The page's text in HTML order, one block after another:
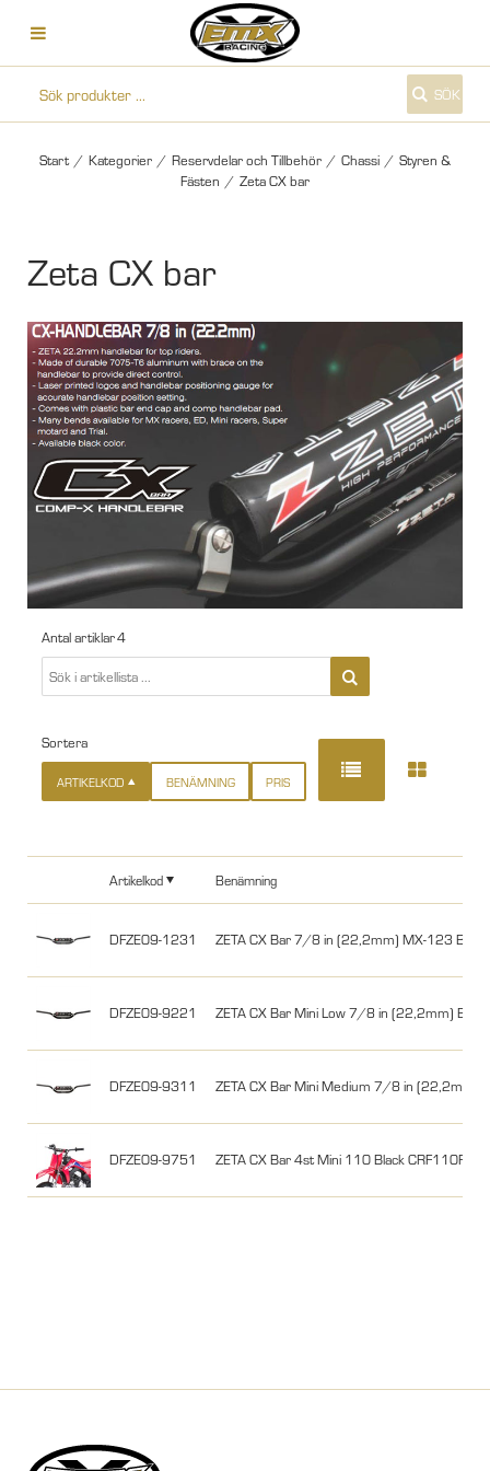
SÖK
Start / Kategorier / Reservdelar och Tillbehör / Chassi / Styren &
Fästen / Zeta CX bar
Zeta CX bar
Antal artiklar4
Sortera
ARTIKELKOD BENÄMNING PRIS
Artikelkod Benämning
DFZE09-1231 ZETA CX Bar 7/8 in (22,2mm) MX-123
DFZE09-9221 ZETA CX Bar Mini Low 7/8 in (22,2mm)
DFZE09-9311 ZETA CX Bar Mini Medium 7/8 in (22,2mm)
DFZE09-9751 ZETA CX Bar 4st Mini 110 Black CRF110F